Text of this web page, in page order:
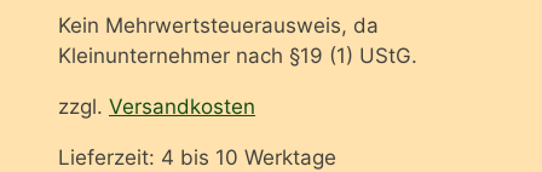
Kein Mehrwertsteuerausweis, da
Kleinunternehmer nach §19 (1) UStG.
zzgl. Versandkosten
Lieferzeit: 4 bis 10 Werktage